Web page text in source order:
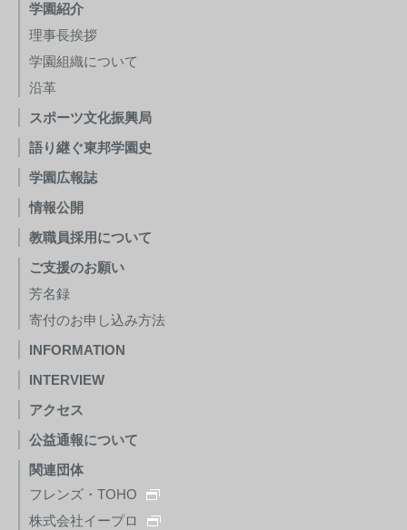
学園紹介
理事長挨拶
学園組織について
沿革
スポーツ文化振興局
語り継ぐ東邦学園史
学園広報誌
情報公開
教職員採用について
ご支援のお願い
芳名録
寄付のお申し込み方法
INFORMATION
INTERVIEW
アクセス
公益通報について
関連団体
フレンズ・TOHO
株式会社イープロ